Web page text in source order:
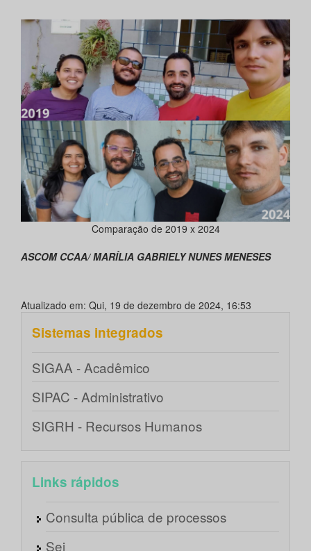
Comparação de 2019 x 2024
ASCOM CCAA/ MARÍLIA GABRIELY NUNES MENESES
Atualizado em: Qui, 19 de dezembro de 2024, 16:53
Sistemas integrados
SIGAA - Acadêmico
SIPAC - Administrativo
SIGRH - Recursos Humanos
Links rápidos
Consulta pública de processos
Sei